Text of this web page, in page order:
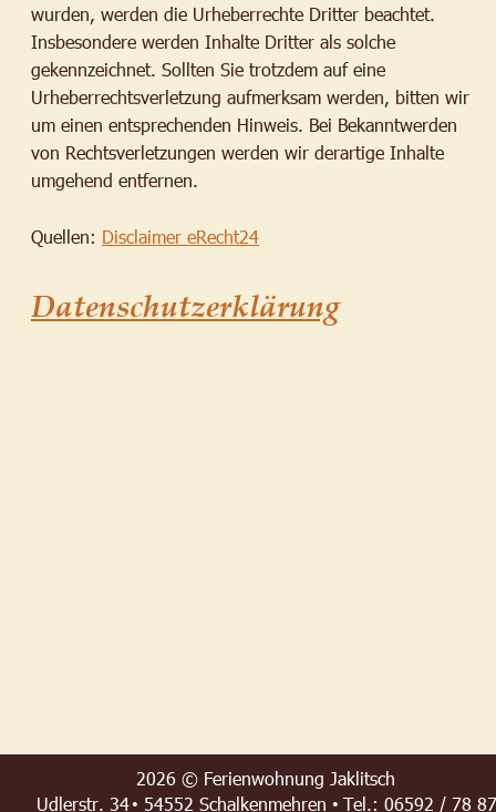
2026 © Ferienwohnung Jaklitsch
Udlerstr. 34 • 54552 Schalkenmehren • Tel.: 06592 / 78
wurden, werden die Urheberrechte Dritter beachtet.
Insbesondere werden Inhalte Dritter als solche
gekennzeichnet. Sollten Sie trotzdem auf eine
Urheberrechtsverletzung aufmerksam werden, bitten wir
um einen entsprechenden Hinweis. Bei Bekanntwerden
von Rechtsverletzungen werden wir derartige Inhalte
umgehend entfernen.
Quellen: Disclaimer eRecht24
Datenschutzerklärung